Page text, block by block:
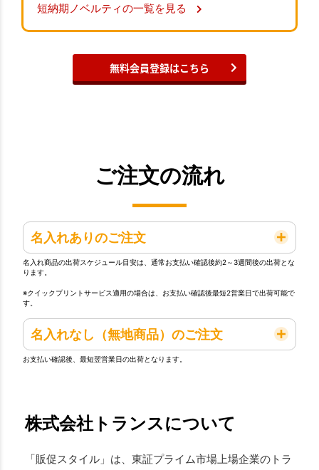
短納期ノベルティの一覧を見る
無料会員登録はこちら
ご注文の流れ
名入れありのご注文
名入れ商品の出荷スケジュール目安は、通常お支払い確認後約2～3週間後の出荷とな
ります。
※クイックプリントサービス適用の場合は、お支払い確認後最短2営業日で出荷可能で
す。
名入れなし（無地商品）のご注文
お支払い確認後、最短翌営業日の出荷となります。
株式会社トランスについて
「販促スタイル」は、東証プライム市場上場企業のトラ